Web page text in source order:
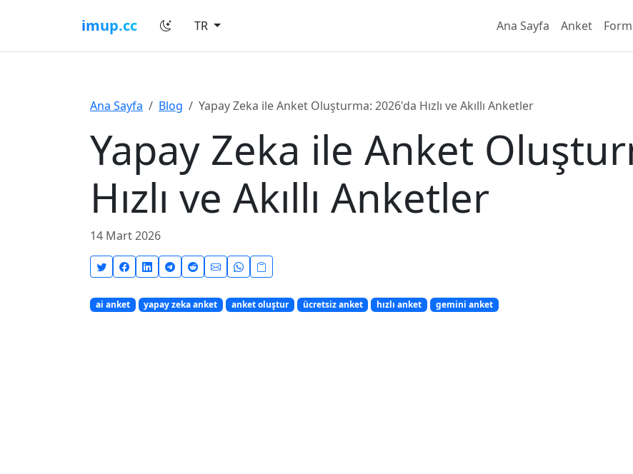
imup.cc TR Ana Sayfa Anket Form
Ana Sayfa Blog Yapay Zeka ile Anket Oluşturma: 2026'da Hızlı ve Akıllı Anketler
Yapay Zeka ile Anket
Hızlı ve Akıllı Anketler
14 Mart 2026
ai anket yapay zeka anket anket oluştur ücretsiz anket hızlı anket gemini anket